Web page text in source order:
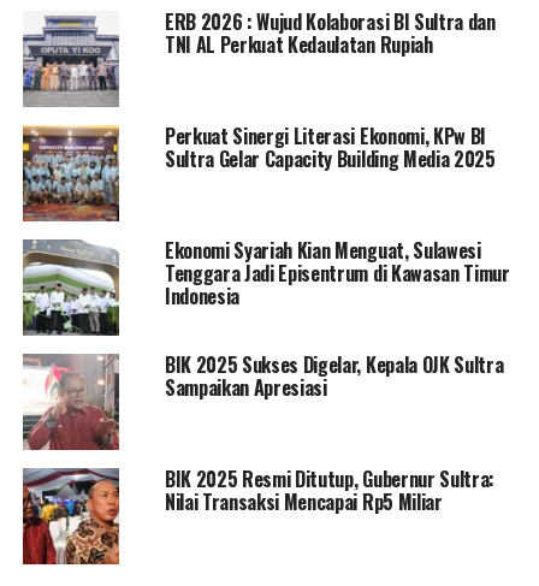
Untuk mencapai target itu, OJK Sultra akan
berkolaborasi dengan pemerintah daerah dan lembaga
terkait guna memperluas edukasi keuangan hingga ke
pelosok.
“Kita masih punya waktu tiga bulan dengan sejumlah
program lanjutan agar literasi dan inklusi bisa
meningkat,” pungkasnya.
Editor: Mirkas
Post Views:
ERB 2026 : Wujud Kolaborasi BI Sultra dan
TNI AL Perkuat Kedaulatan Rupiah
Perkuat Sinergi Literasi Ekonomi, KPw BI
Sultra Gelar Capacity Building Media 2025
Ekonomi Syariah Kian Menguat, Sulawesi
Tenggara Jadi Episentrum di Kawasan Timur
Indonesia
BIK 2025 Sukses Digelar, Kepala OJK Sultra
Sampaikan Apresiasi
BIK 2025 Resmi Ditutup, Gubernur Sultra:
Nilai Transaksi Mencapai Rp5 Miliar